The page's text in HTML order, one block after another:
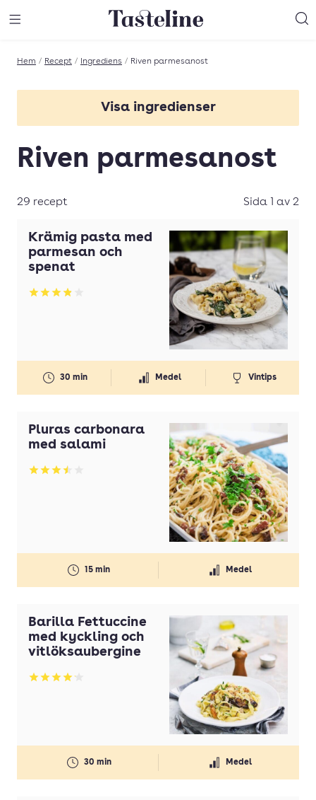
Till Tastelines startsida
Hem / Recept / Ingrediens / Riven parmesanost
Visa ingredienser
Basilika
Choklad
Dill
Honung
Koriander
Nötkött
Olivolja
Olja
Pasta
Riven parmesanost
29 recept Sida 1 av 2
Krämig pasta med
parmesan och
spenat
Betyg: 3.88 av 5
30 min Medel Vintips
Pluras carbonara
med salami
Betyg: 3.49 av 5
15 min Medel
Barilla Fettuccine
med kyckling och
vitlöksaubergine
Betyg: 4.13 av 5
30 min Medel